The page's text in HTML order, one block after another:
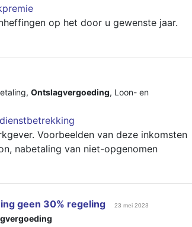
op het door u gewenste jaar.
, Ontslagvergoeding, Loon- en
Voorbeelden van deze inkomsten
nabetaling van niet-opgenomen
geen 30% regeling 23 mei 2023